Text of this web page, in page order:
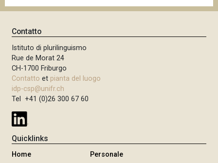
Contatto
Istituto di plurilinguismo
Rue de Morat 24
CH-1700 Friburgo
Contatto et pianta del luogo
idp-csp@unifr.ch
Tel +41 (0)26 300 67 60
Quicklinks
Home
Personale